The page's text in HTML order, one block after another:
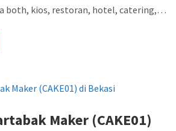
both, kios, restoran, hotel, catering,…
Maker (CAKE01)